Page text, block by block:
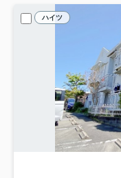
ハイツ